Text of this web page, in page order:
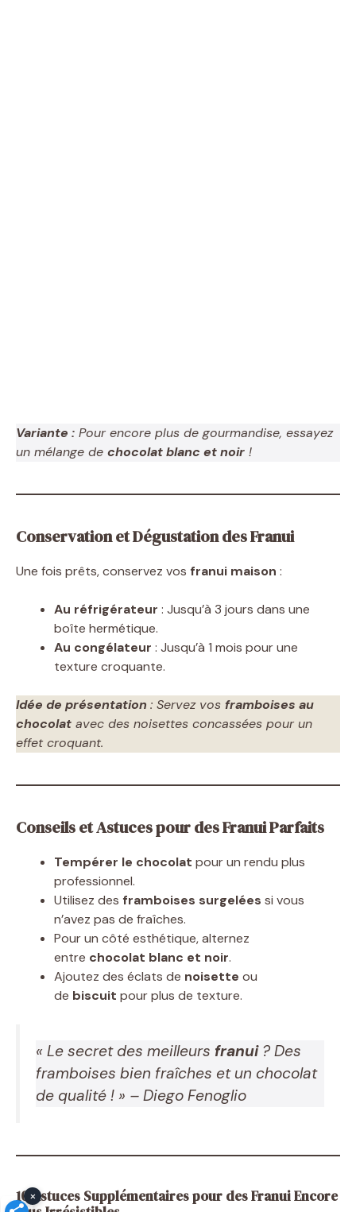
Variante : Pour encore plus de gourmandise, essayez
un mélange de chocolat blanc et noir !
Conservation et Dégustation des Franui
Une fois prêts, conservez vos franui maison :
Au réfrigérateur : Jusqu’à 3 jours dans une
boîte hermétique.
Au congélateur : Jusqu’à 1 mois pour une
texture croquante.
Idée de présentation : Servez vos framboises au
chocolat avec des noisettes concassées pour un
effet croquant.
Conseils et Astuces pour des Franui Parfaits
Tempérer le chocolat pour un rendu plus
professionnel.
Utilisez des framboises surgelées si vous
n’avez pas de fraîches.
Pour un côté esthétique, alternez
entre chocolat blanc et noir.
Ajoutez des éclats de noisette ou
de biscuit pour plus de texture.
« Le secret des meilleurs franui? Des
framboises bien fraîches et un chocolat
de qualité ! » – Diego Fenoglio
10 Astuces Supplémentaires pour des Franui Encore
×